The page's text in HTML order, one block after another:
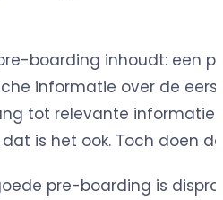
boarding inhoudt: een
informatie over de
tot relevante informatie
is het ook. Toch doen
pre-boarding is